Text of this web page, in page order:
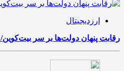
ارزدیجیتال
رقابت پنهان دولت‌ها بر سر بیت‌کوین/ ۱۰ کشور برتر کدامند؟